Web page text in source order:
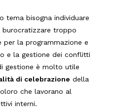
tema bisogna individuare
burocratizzare troppo
per la programmazione e
e la gestione dei conflitti
gestione è molto utile
di celebrazione della
che lavorano al
interni.